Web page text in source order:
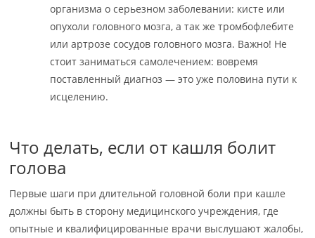
организма о серьезном заболевании: кисте или
опухоли головного мозга, а так же тромбофлебите
или артрозе сосудов головного мозга. Важно! Не
стоит заниматься самолечением: вовремя
поставленный диагноз — это уже половина пути к
исцелению.
Что делать, если от кашля болит
голова
Первые шаги при длительной головной боли при кашле
должны быть в сторону медицинского учреждения, где
опытные и квалифицированные врачи выслушают жалобы,